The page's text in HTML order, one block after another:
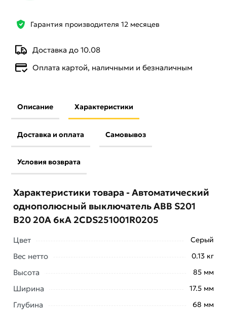
Гарантия производителя 12 месяцев
Доставка до 10.08
Оплата картой, наличными и безналичным
Описание Характеристики
Доставка и оплата Самовывоз
Условия возврата
Характеристики товара - Автоматический
однополюсный выключатель ABB S201
В20 20A 6кА 2CDS251001R0205
Цвет Серый
Вес нетто 0.13 кг
Высота 85 мм
Ширина 17.5 мм
Глубина 68 мм